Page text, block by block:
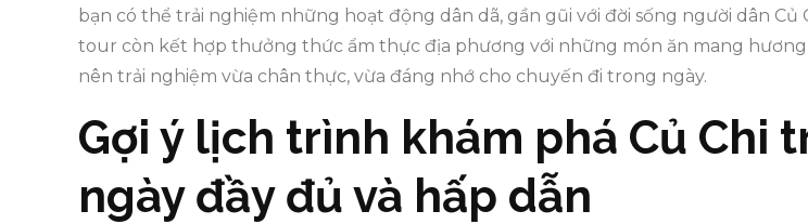
bạn có thể trải nghiệm những hoạt động dân dã, gần gũi với đời sống người dân Củ
tour còn kết hợp thưởng thức ẩm thực địa phương với những món ăn mang hương
nên trải nghiệm vừa chân thực, vừa đáng nhớ cho chuyến đi trong ngày.
Gợi ý lịch trình khám phá Củ Chi
ngày đầy đủ và hấp dẫn